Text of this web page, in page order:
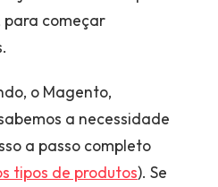
para começar
o Magento,
a necessidade
a passo completo
tipos de produtos). Se